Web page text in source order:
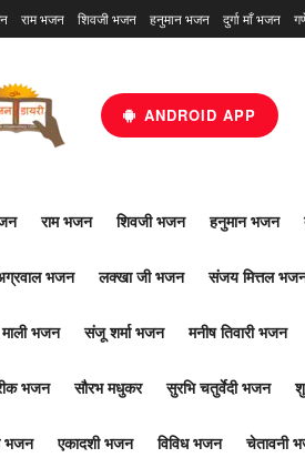
राम भजन शिवजी भजन हनुमान भजन दुर्गा माँ भजन
ANDROID APP
राम भजन शिवजी भजन हनुमान भजन
भजन लक्खा जी भजन संजय मित्तल
भजन संजू शर्मा भजन मनीष तिवारी भजन
भजन सौरभ मधुकर सुरभि चतुर्वेदी भजन
भजन एकादशी भजन विविध भजन चेतावनी